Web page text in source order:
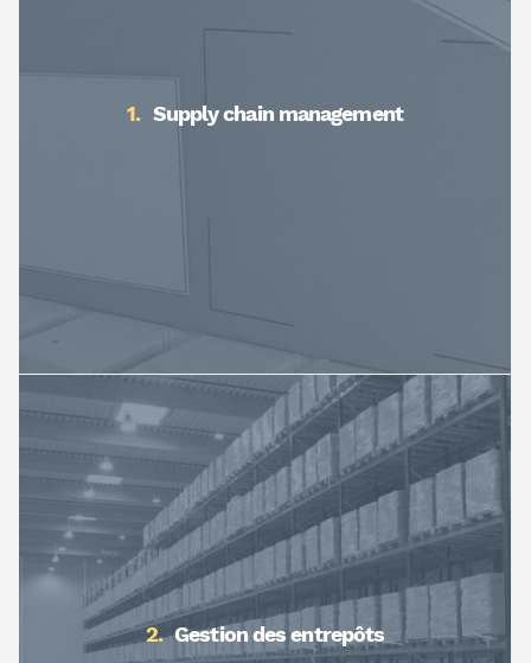
Supply chain management
Gestion des entrepôts